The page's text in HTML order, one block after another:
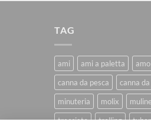
TAG
ami ami a paletta
canna da pesca
canna
minuteria
molix
trecciato
trolling